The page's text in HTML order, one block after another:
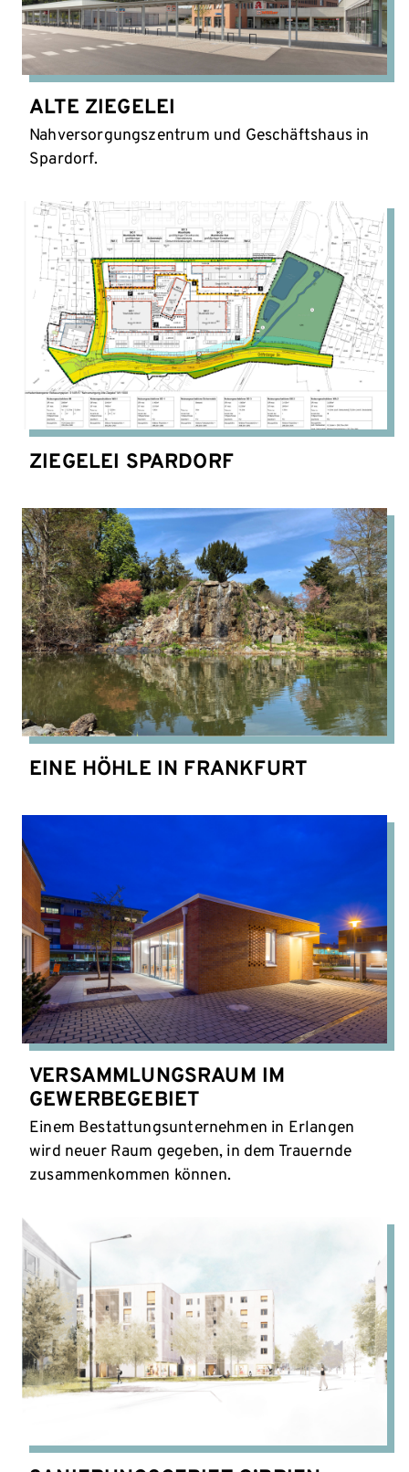
ALTE ZIEGELEI
Nahversorgungszentrum und Geschäftshaus in
Spardorf.
ZIEGELEI SPARDORF
EINE HÖHLE IN FRANKFURT
VERSAMMLUNGSRAUM IM
GEWERBEGEBIET
Einem Bestattungsunternehmen in Erlangen
wird neuer Raum gegeben, in dem Trauernde
zusammenkommen können.